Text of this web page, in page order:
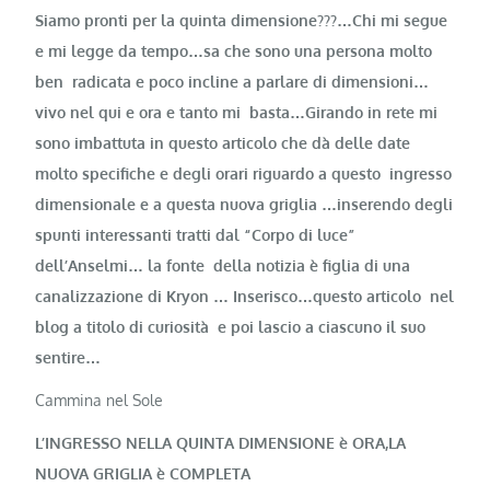
Siamo pronti per la quinta dimensione???…Chi mi segue
e mi legge da tempo…sa che sono una persona molto
ben radicata e poco incline a parlare di dimensioni…
vivo nel qui e ora e tanto mi basta…Girando in rete mi
sono imbattuta in questo articolo che dà delle date
molto specifiche e degli orari riguardo a questo ingresso
dimensionale e a questa nuova griglia …inserendo degli
spunti interessanti tratti dal “Corpo di luce”
dell’Anselmi… la fonte della notizia è figlia di una
canalizzazione di Kryon … Inserisco…questo articolo nel
blog a titolo di curiosità e poi lascio a ciascuno il suo
sentire…
Cammina nel Sole
L’INGRESSO NELLA QUINTA DIMENSIONE è ORA,LA
NUOVA GRIGLIA è COMPLETA